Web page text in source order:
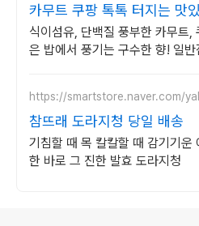
카무트 쿠팡 톡톡 터지는 맛
식이섬유, 단백질 풍부한 카무트,
은 밥에서 풍기는 구수한 향! 일
https://smartstore.naver.com/
참뜨래 도라지청 당일 배송
기침할 때 목 칼칼할 때 감기기운 에 딱 필요
한 바로 그 진한 발효 도라지청